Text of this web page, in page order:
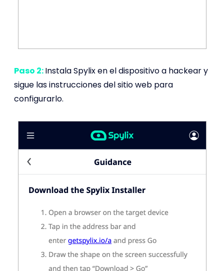
Paso 2:Instala Spylix en el dispositivo a hackear y
sigue las instrucciones del sitio web para
configurarlo.